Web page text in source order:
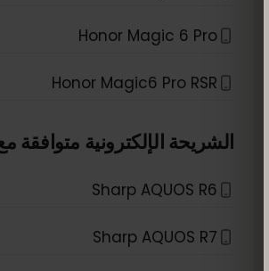
Honor Magic 6 Pro
Honor Magic6 Pro RSR
الشريحة الإلكترونية متوافقة مع
Sharp AQUOS R6
Sharp AQUOS R7